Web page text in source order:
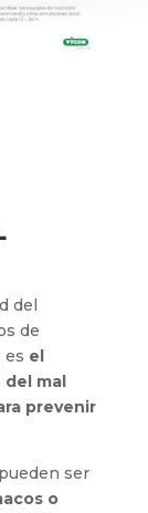
del
de
es el
mal
prevenir
ser
o